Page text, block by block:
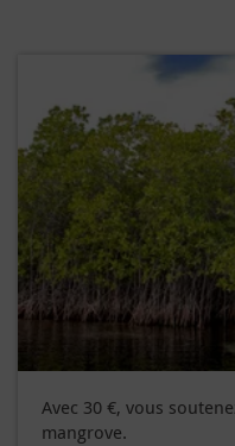
Avec 30 €, vous
mangrove.